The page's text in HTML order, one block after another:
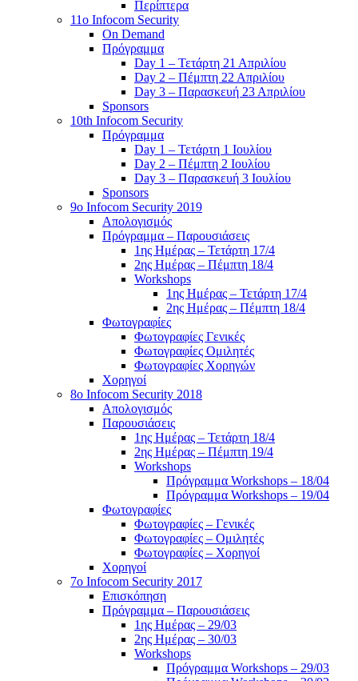
Περίπτερα
11o Infocom Security
On Demand
Πρόγραμμα
Day 1 – Τετάρτη 21 Απριλίου
Day 2 – Πέμπτη 22 Απριλίου
Day 3 – Παρασκευή 23 Απριλίου
Sponsors
10th Infocom Security
Πρόγραμμα
Day 1 – Τετάρτη 1 Ιουλίου
Day 2 – Πέμπτη 2 Ιουλίου
Day 3 – Παρασκευή 3 Ιουλίου
Sponsors
9ο Infocom Security 2019
Απολογισμός
Πρόγραμμα – Παρουσιάσεις
1ης Ημέρας – Τετάρτη 17/4
2ης Ημέρας – Πέμπτη 18/4
Workshops
1ης Ημέρας – Τετάρτη 17/4
2ης Ημέρας – Πέμπτη 18/4
Φωτογραφίες
Φωτογραφίες Γενικές
Φωτογραφίες Ομιλητές
Φωτογραφίες Χορηγών
Χορηγοί
8ο Infocom Security 2018
Απολογισμός
Παρουσιάσεις
1ης Ημέρας – Τετάρτη 18/4
2ης Ημέρας – Πέμπτη 19/4
Workshops
Πρόγραμμα Workshops – 18/04
Πρόγραμμα Workshops – 19/04
Φωτογραφίες
Φωτογραφίες – Γενικές
Φωτογραφίες – Ομιλητές
Φωτογραφίες – Χορηγοί
Χορηγοί
7o Infocom Security 2017
Επισκόπηση
Πρόγραμμα – Παρουσιάσεις
1ης Ημέρας – 29/03
2ης Ημέρας – 30/03
Workshops
Πρόγραμμα Workshops – 29/03